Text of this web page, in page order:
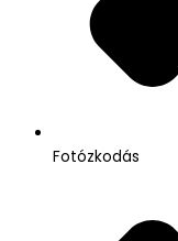
Fotózkodás